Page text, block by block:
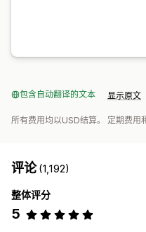
包含自动翻译的文本 显示原文
所有费用均以USD结算。 定期费用
评论(1,192)
整体评分
5